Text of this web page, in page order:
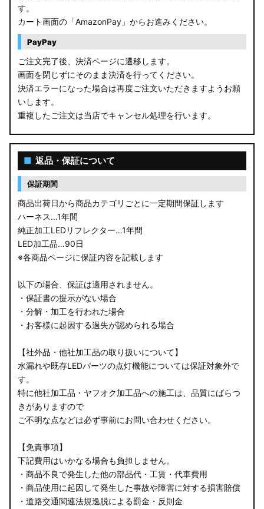
す。
カート画面の「AmazonPay」からお進みください。
PayPay
ご注文完了後、決済ページに遷移します。
画面を閉じずにそのまま決済を行ってください。
決済エラーになった場合は再度ご注文いただきますようお願
いします。
重複したご注文は当店でキャンセル処理を行います。
■ 返品・保証について
保証期間
商品出荷日から商品カテゴリごとに一定期間保証します
ハーネス…1年間
純正加工LEDリフレクター…1年間
LED加工品…90日
※各商品ページに保証内容を記載します
以下の場合、保証は適用されません。
・保証書の提示がない場合
・分解・加工を行われた場合
・お客様に起因する過失が認められる場合
【社外品・他社加工品の取り扱いについて】
水漏れや既存LEDパーツの点灯機能については保証対象外で
す。
特に他社加工品・ヤフオク加工品への施工は、品質にばらつ
きがありますので
ご不明な点などは必ず事前にお問い合わせください。
【免責事項】
下記費用はいかなる場合も負担しません。
・商品不良で発生した他の部品代・工賃・代車費用
・商品使用に起因して発生した事故や障害に対する損害賠償
・道路交通関連法規逸脱による罰金・反則金